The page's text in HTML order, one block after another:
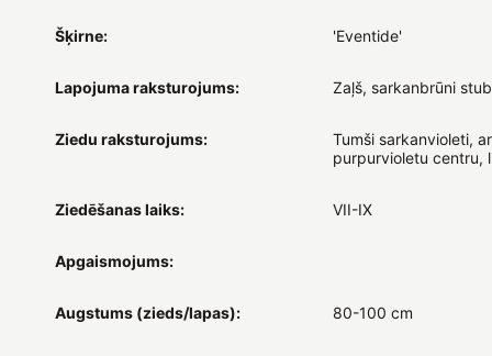
Šķirne: 'Eventide'
Lapojuma raksturojums: Zaļš, sarkanbrūni
Ziedu raksturojums:
Tumši sarkanvioleti, ar
purpurvioletu centru,
Ziedēšanas laiks: VII-IX
Apgaismojums:
Augstums (zieds/lapas): 80-100 cm